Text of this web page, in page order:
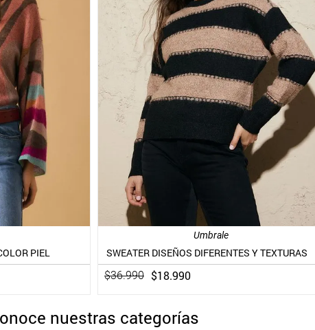
PIEL
Umbrale
SWEATER DISEÑOS DIFERENTES Y TEXTURAS
$36.990 $18.990
nuestras categorías